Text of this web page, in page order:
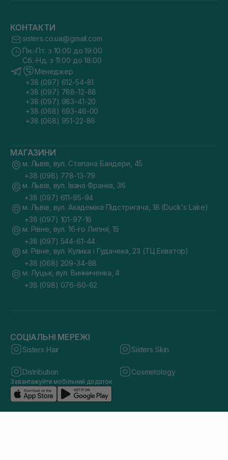
КОНТАКТИ
sisters.co.ua@gmail.com
Пн.-Пт. з 10:00 до 19:00
Сб.-Нд. з 11:00 до 18:00
Менеджер
+38 (097) 612-54-81
+38 (097) 788-12-88
+38 (097) 983-41-20
+38 (068) 693-46-00
+38 (068) 951-22-86
МАГАЗИНИ
м. Львів, вул. Степана Бандери, 45
+38 (098) 778-13-79
м. Львів, вул. Івана Франка, 36
+38 (097) 611-95-94
м. Львів, вул. Академіка Підстригача, 1В (Duck's Lake)
+38 (097) 101-97-16
м. Рівне, вул. 16-го Липня, 15
+38 (097) 544-61-44
м. Рівне, вул. Кулика і Гудачека, 23 (ТЦ Екватор)
+38 (068) 209-34-88
м. Луцьк, вул. Винниченка, 4
+38 (098) 076-60-62
СОЦІАЛЬНІ МЕРЕЖІ
Sisters Hair Sisters Skin
Distribution Cosmetology
Завантажуйте мобільний додаток